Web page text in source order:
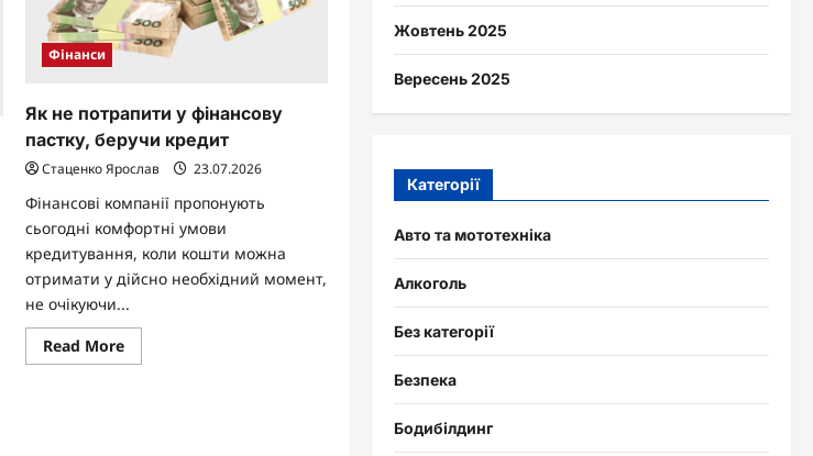
Фінанси
Як не потрапити у фінансову
пастку, беручи кредит
Стаценко Ярослав 23.07.2026
Фінансові компанії пропонують
сьогодні комфортні умови
кредитування, коли кошти можна
отримати у дійсно необхідний момент,
не очікуючи...
Read MoreRead
more
Жовтень 2025
Вересень 2025
Категорії
Авто та мототехніка
Алкоголь
Без категорії
Безпека
Бодибілдинг